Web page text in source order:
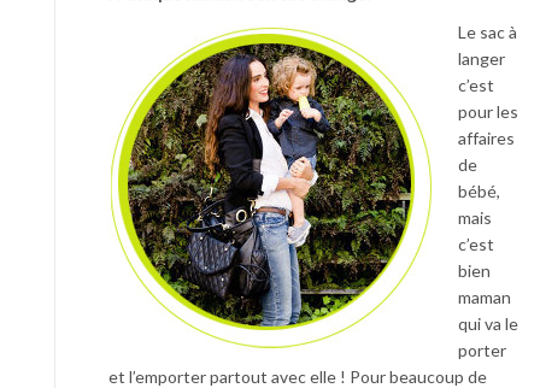
Le sac à
langer
c’est
pour les
affaires
de
bébé,
mais
c’est
bien
maman
qui va le
porter
et l’emporter partout avec elle ! Pour beaucoup de